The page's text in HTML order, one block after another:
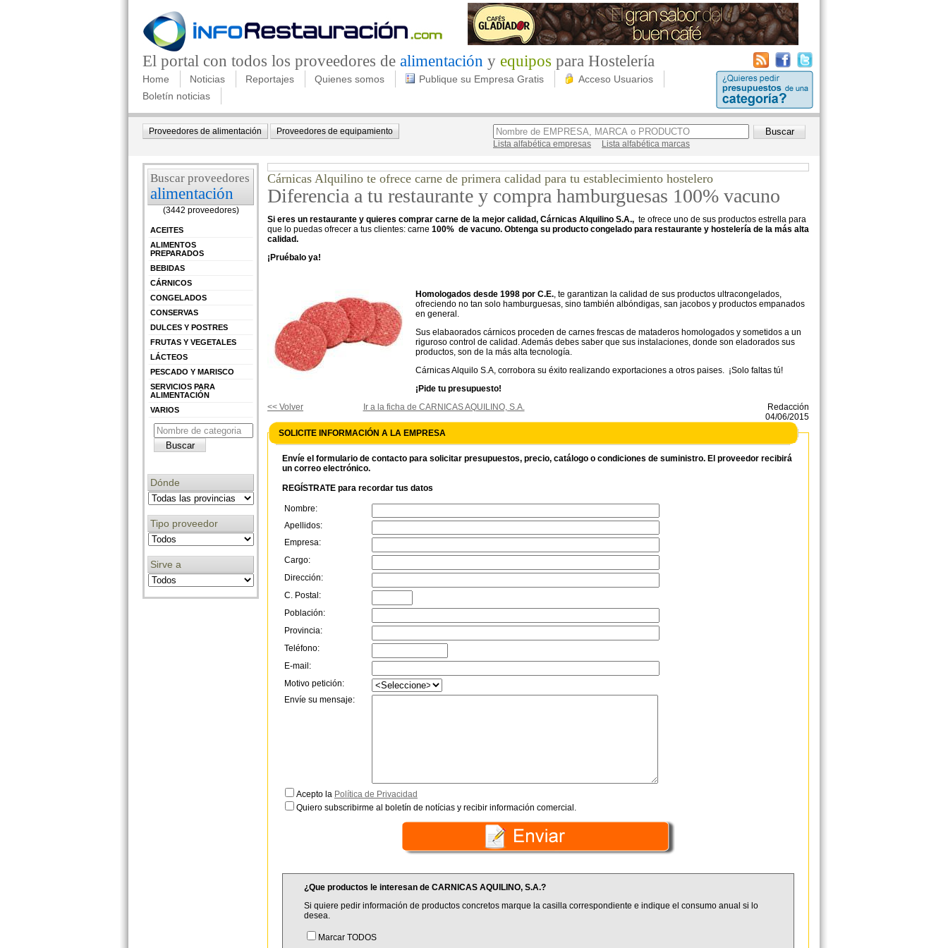
El portal con todos los proveedores de alimentación y equipos para Hostelería
Home Noticias Reportajes Quienes somos Publique su Empresa Gratis
Acceso Usuarios
Boletín noticias
Proveedores de alimentación
Proveedores de equipamiento
Lista alfabética empresas
Lista alfabética marcas
Buscar proveedores
alimentación
(3442 proveedores)
ACEITES
ALIMENTOS
PREPARADOS
BEBIDAS
CÁRNICOS
CONGELADOS
CONSERVAS
DULCES Y POSTRES
FRUTAS Y VEGETALES
LÁCTEOS
PESCADO Y MARISCO
SERVICIOS PARA
ALIMENTACIÓN
VARIOS
Dónde
Tipo proveedor
Sirve a
Cárnicas Alquilino te ofrece carne de primera calidad para tu establecimiento hostelero
Diferencia a tu restaurante y compra hamburguesas 100% vacuno
Si eres un restaurante y quieres comprar carne de la mejor calidad, Cárnicas Alquilino S.A., te ofrece uno de sus productos estrella para
que lo puedas ofrecer a tus clientes: carne 100% de vacuno. Obtenga su producto congelado para restaurante y hostelería de la más alta
calidad.
¡Pruébalo ya!
Homologados desde 1998 por C.E., te garantizan la calidad de sus productos ultracongelados,
ofreciendo no tan solo hamburguesas, sino también albóndigas, san jacobos y productos empanados
en general.
Sus elabaorados cárnicos proceden de carnes frescas de mataderos homologados y sometidos a un
riguroso control de calidad. Además debes saber que sus instalaciones, donde son eladorados sus
productos, son de la más alta tecnología.
Cárnicas Alquilo S.A, corrobora su éxito realizando exportaciones a otros paises. ¡Solo faltas tú!
¡Pide tu presupuesto!
<< Volver
Ir a la ficha de CARNICAS AQUILINO, S.A.
Redacción
04/06/2015
SOLICITE INFORMACIÓN A LA EMPRESA
Envíe el formulario de contacto para solicitar presupuestos, precio, catálogo o condiciones de suministro. El proveedor recibirá
un correo electrónico.
REGÍSTRATE para recordar tus datos
Nombre:
Apellidos:
Empresa:
Cargo:
Dirección:
C. Postal:
Población:
Provincia:
Teléfono:
E-mail:
Motivo petición:
Envíe su mensaje:
Acepto la Política de Privacidad
Quiero subscribirme al boletín de notícias y recibir información comercial.
¿Que productos le interesan de CARNICAS AQUILINO, S.A.?
Si quiere pedir información de productos concretos marque la casilla correspondiente e indique el consumo anual si lo
desea.
Marcar TODOS